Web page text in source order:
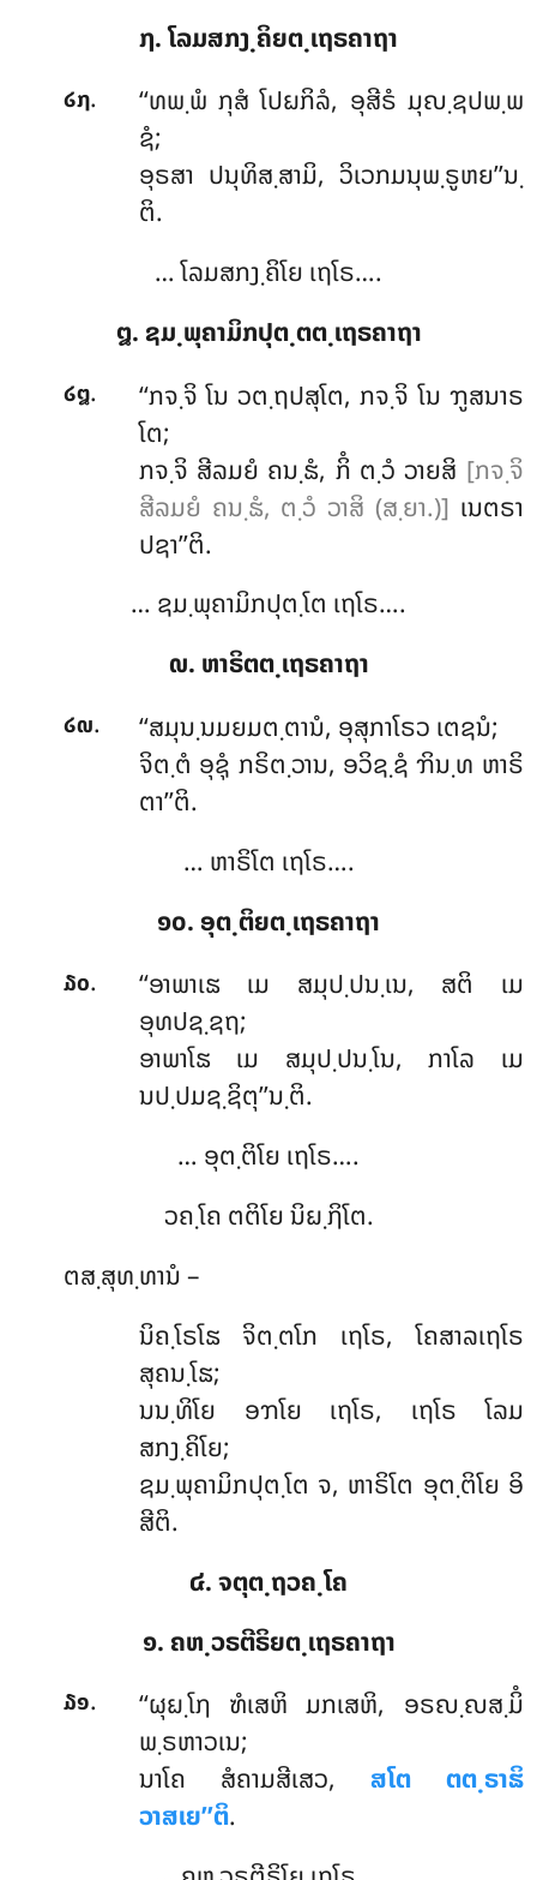
໗. ໂລມສກງ຺ຄິຍຕ຺ເຖຣຄາຖາ
໒໗. ‘‘ທພ຺ພໍກຸສໍ ໂປຏກິລໍ, ອຸສີຣໍ ມຸຎ຺ຊປພ຺ພ
ຊໍ;
ອຸຣສາ ປນຸທິສ຺ສາມິ, ວິເວກມນຸພ຺ຣູຫຍ’’ນ຺
ຕິ.
… ໂລມສກງ຺ຄິໂຍ ເຖໂຣ….
໘. ຊມ຺ພຸຄາມິກປຸຕ຺ຕຕ຺ເຖຣຄາຖາ
໒໘. ‘‘ກຈ຺ຈິໂນ ວຕ຺ຖປສຸໂຕ, ກຈ຺ຈິ ໂນ ຠູສນາຣ
ໂຕ;
ກຈ຺ຈິ ສີລມຍໍ ຄນ຺ຘໍ, ກິໍ ຕ຺ວໍ ວາຍສິ [ກຈ຺ຈິ
ສີລມຍໍ ຄນ຺ຘໍ, ຕ຺ວໍ ວາສິ (ສ຺ຍາ.)] ເນຕຣາ
ປຊາ’’ຕິ.
… ຊມ຺ພຸຄາມິກປຸຕ຺ໂຕ ເຖໂຣ….
໙. ຫາຣິຕຕ຺ເຖຣຄາຖາ
໒໙.
‘‘ສມຸນ຺ນມຍມຕ຺ຕານໍ, ອຸສຸກາໂຣວ ເຕຊນໍ;
ຈິຕ຺ຕໍ ອຸຊຸໍ ກຣິຕ຺ວານ, ອວິຊ຺ຊໍ ຠິນ຺ທ ຫາຣິ
ຕາ’’ຕິ.
… ຫາຣິໂຕ ເຖໂຣ….
໑໐. ອຸຕ຺ຕິຍຕ຺ເຖຣຄາຖາ
໓໐.
‘‘ອາພາເຘ ເມ ສມຸປ຺ປນ຺ເນ, ສຕິ ເມ
ອຸທປຊ຺ຊຖ;
ອາພາໂຘ ເມ ສມຸປ຺ປນ຺ໂນ, ກາໂລ ເມ
ນປ຺ປມຊ຺ຊິຕຸ’’ນ຺ຕິ.
… ອຸຕ຺ຕິໂຍ ເຖໂຣ….
ວຄ຺ໂຄ ຕຕິໂຍ ນິຏ຺ຐິໂຕ.
ຕສ຺ສຸທ຺ທານໍ –
ນິຄ຺ໂຣໂຘ ຈິຕ຺ຕໂກ ເຖໂຣ, ໂຄສາລເຖໂຣ
ສຸຄນ຺ໂຘ;
ນນ຺ທິໂຍ ອຠໂຍ ເຖໂຣ, ເຖໂຣ ໂລມ
ສກງ຺ຄິໂຍ;
ຊມ຺ພຸຄາມິກປຸຕ຺ໂຕ ຈ, ຫາຣິໂຕ ອຸຕ຺ຕິໂຍ ອິ
ສີຕິ.
໔. ຈຕຸຕ຺ຖວຄ຺ໂຄ
໑. ຄຫ຺ວຣຕີຣິຍຕ຺ເຖຣຄາຖາ
໓໑. ‘‘ຜຸຏ຺ໂຐ ຑໍເສຫິ ມກເສຫິ, ອຣຎ຺ຎສ຺ມິໍ
ພ຺ຣຫາວເນ;
ນາໂຄ ສໍຄາມສີເສວ, ສໂຕ ຕຕ຺ຣາຘິ
ວາສເຍ’’ຕິ.